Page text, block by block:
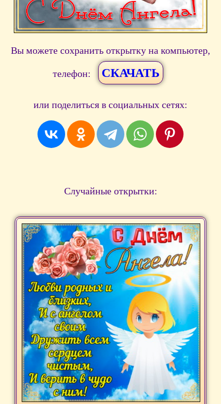
Вы можете сохранить открытку на компьютер,
телефон: СКАЧАТЬ
или поделиться в социальных сетях:
Случайные открытки: